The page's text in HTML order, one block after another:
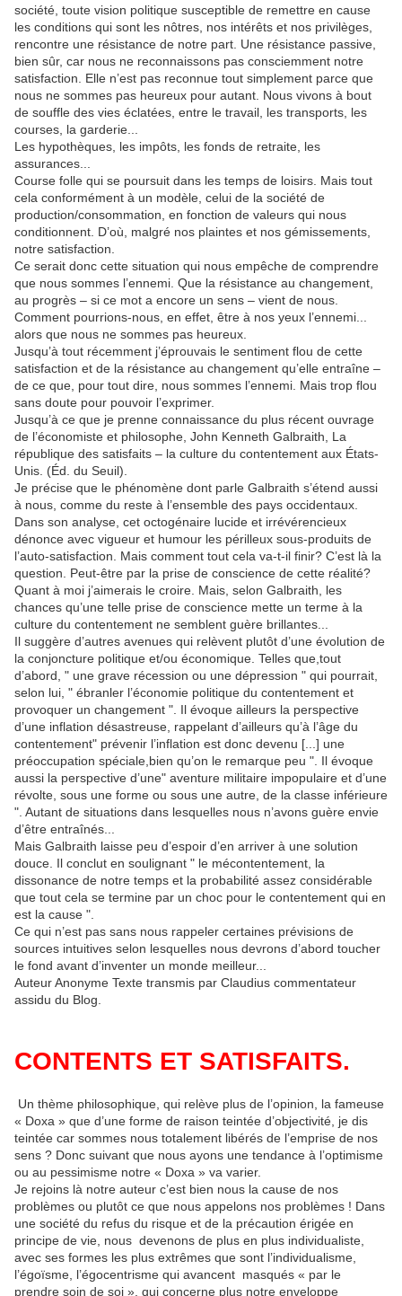
société, toute vision politique susceptible de remettre en cause
les conditions qui sont les nôtres, nos intérêts et nos privilèges,
rencontre une résistance de notre part. Une résistance passive,
bien sûr, car nous ne reconnaissons pas consciemment notre
satisfaction. Elle n’est pas reconnue tout simplement parce que
nous ne sommes pas heureux pour autant. Nous vivons à bout
de souffle des vies éclatées, entre le travail, les transports, les
courses, la garderie...
Les hypothèques, les impôts, les fonds de retraite, les
assurances...
Course folle qui se poursuit dans les temps de loisirs. Mais tout
cela conformément à un modèle, celui de la société de
production/consommation, en fonction de valeurs qui nous
conditionnent. D’où, malgré nos plaintes et nos gémissements,
notre satisfaction.
Ce serait donc cette situation qui nous empêche de comprendre
que nous sommes l’ennemi. Que la résistance au changement,
au progrès – si ce mot a encore un sens – vient de nous.
Comment pourrions-nous, en effet, être à nos yeux l’ennemi...
alors que nous ne sommes pas heureux.
Jusqu’à tout récemment j’éprouvais le sentiment flou de cette
satisfaction et de la résistance au changement qu’elle entraîne –
de ce que, pour tout dire, nous sommes l’ennemi. Mais trop flou
sans doute pour pouvoir l’exprimer.
Jusqu’à ce que je prenne connaissance du plus récent ouvrage
de l’économiste et philosophe, John Kenneth Galbraith, La
république des satisfaits – la culture du contentement aux États-
Unis. (Éd. du Seuil).
Je précise que le phénomène dont parle Galbraith s’étend aussi
à nous, comme du reste à l’ensemble des pays occidentaux.
Dans son analyse, cet octogénaire lucide et irrévérencieux
dénonce avec vigueur et humour les périlleux sous-produits de
l’auto-satisfaction. Mais comment tout cela va-t-il finir? C’est là la
question. Peut-être par la prise de conscience de cette réalité?
Quant à moi j’aimerais le croire. Mais, selon Galbraith, les
chances qu’une telle prise de conscience mette un terme à la
culture du contentement ne semblent guère brillantes...
Il suggère d’autres avenues qui relèvent plutôt d’une évolution de
la conjoncture politique et/ou économique. Telles que,tout
d’abord, " une grave récession ou une dépression " qui pourrait,
selon lui, " ébranler l’économie politique du contentement et
provoquer un changement ". Il évoque ailleurs la perspective
d’une inflation désastreuse, rappelant d’ailleurs qu’à l’âge du
contentement" prévenir l’inflation est donc devenu [...] une
préoccupation spéciale,bien qu’on le remarque peu ". Il évoque
aussi la perspective d’une" aventure militaire impopulaire et d’une
révolte, sous une forme ou sous une autre, de la classe inférieure
". Autant de situations dans lesquelles nous n’avons guère envie
d’être entraînés...
Mais Galbraith laisse peu d’espoir d’en arriver à une solution
douce. Il conclut en soulignant " le mécontentement, la
dissonance de notre temps et la probabilité assez considérable
que tout cela se termine par un choc pour le contentement qui en
est la cause ".
Ce qui n’est pas sans nous rappeler certaines prévisions de
sources intuitives selon lesquelles nous devrons d’abord toucher
le fond avant d’inventer un monde meilleur...
Auteur Anonyme Texte transmis par Claudius commentateur
assidu du Blog.
CONTENTS ET SATISFAITS.
Un thème philosophique, qui relève plus de l’opinion, la fameuse
« Doxa » que d’une forme de raison teintée d’objectivité, je dis
teintée car sommes nous totalement libérés de l’emprise de nos
sens ? Donc suivant que nous ayons une tendance à l’optimisme
ou au pessimisme notre « Doxa » va varier.
Je rejoins là notre auteur c’est bien nous la cause de nos
problèmes ou plutôt ce que nous appelons nos problèmes ! Dans
une société du refus du risque et de la précaution érigée en
principe de vie, nous devenons de plus en plus individualiste,
avec ses formes les plus extrêmes que sont l’individualisme,
l’égoïsme, l’égocentrisme qui avancent masqués « par le
prendre soin de soi », qui concerne plus notre enveloppe